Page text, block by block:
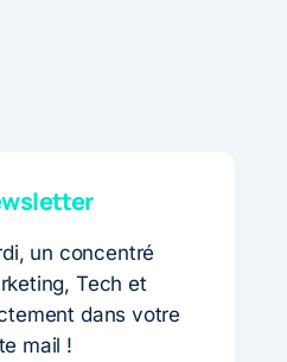
un concentré
Tech et
dans votre
mail !